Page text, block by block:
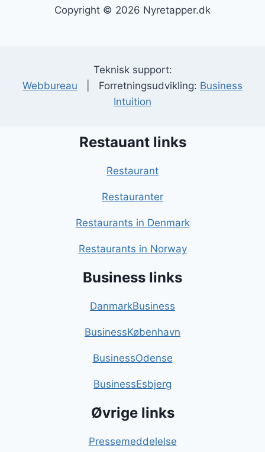
Copyright © 2026 Nyretapper.dk
Teknisk support:
Webbureau | Forretningsudvikling: Business
Intuition
Restauant links
Restaurant
Restauranter
Restaurants in Denmark
Restaurants in Norway
Business links
DanmarkBusiness
BusinessKøbenhavn
BusinessOdense
BusinessEsbjerg
Øvrige links
Pressemeddelelse